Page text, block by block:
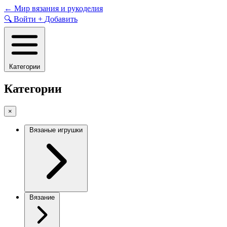
Skip
to
content
← Мир вязания и рукоделия
🔍 Войти + Добавить
Категории
Категории
×
Вязаные игрушки
Вязание